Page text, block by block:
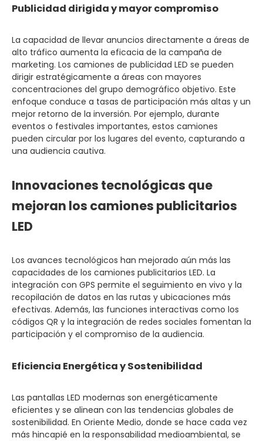
Publicidad dirigida y mayor compromiso
La capacidad de llevar anuncios directamente a áreas de
alto tráfico aumenta la eficacia de la campaña de
marketing. Los camiones de publicidad LED se pueden
dirigir estratégicamente a áreas con mayores
concentraciones del grupo demográfico objetivo. Este
enfoque conduce a tasas de participación más altas y un
mejor retorno de la inversión. Por ejemplo, durante
eventos o festivales importantes, estos camiones
pueden circular por los lugares del evento, capturando a
una audiencia cautiva.
Innovaciones tecnológicas que
mejoran los camiones publicitarios
LED
Los avances tecnológicos han mejorado aún más las
capacidades de los camiones publicitarios LED. La
integración con GPS permite el seguimiento en vivo y la
recopilación de datos en las rutas y ubicaciones más
efectivas. Además, las funciones interactivas como los
códigos QR y la integración de redes sociales fomentan la
participación y el compromiso de la audiencia.
Eficiencia Energética y Sostenibilidad
Las pantallas LED modernas son energéticamente
eficientes y se alinean con las tendencias globales de
sostenibilidad. En Oriente Medio, donde se hace cada vez
más hincapié en la responsabilidad medioambiental, se